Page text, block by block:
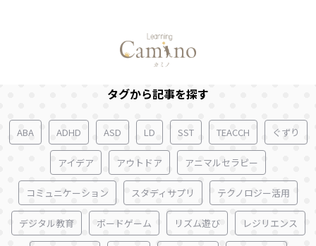
タグから記事を探す
ABA ADHD ASD LD SST TEACCH ぐずり
アイデア アウトドア アニマルセラピー
コミュニケーション スタディサプリ テクノロジー活用
デジタル教育 ボードゲーム リズム遊び レジリエンス